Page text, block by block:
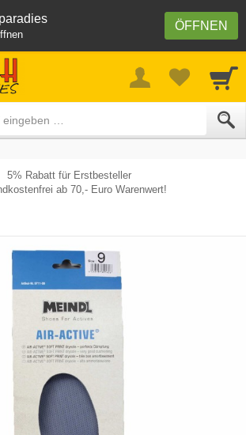
ÖFFNEN
5% Rabatt für Erstbesteller
ab 70,- Euro Warenwert!